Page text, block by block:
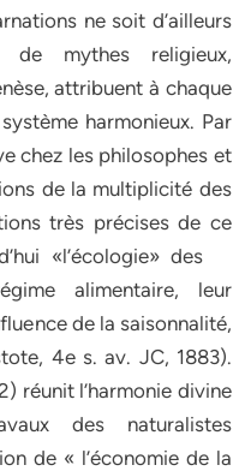
ne soit d’ailleurs
de mythes religieux,
attribuent à chaque
harmonieux. Par
chez les philosophes et
de la multiplicité des
très précises de ce
«l’écologie» des
alimentaire, leur
de la saisonnalité,
4e s. av. JC, 1883).
réunit l’harmonie divine
des naturalistes
de « l’économie de la